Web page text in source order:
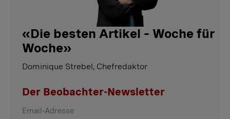
«Die besten Artikel – Woche für
Woche»
Dominique Strebel, Chefredaktor
Der Beobachter-Newsletter